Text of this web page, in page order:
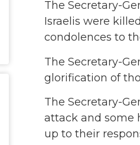
The Secretary-
Israelis were
condolences to
The Secretary-
glorification of
The Secretary-
attack and some
up to their